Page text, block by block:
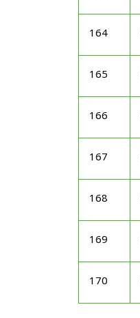
164
165
166
167
168
169
170